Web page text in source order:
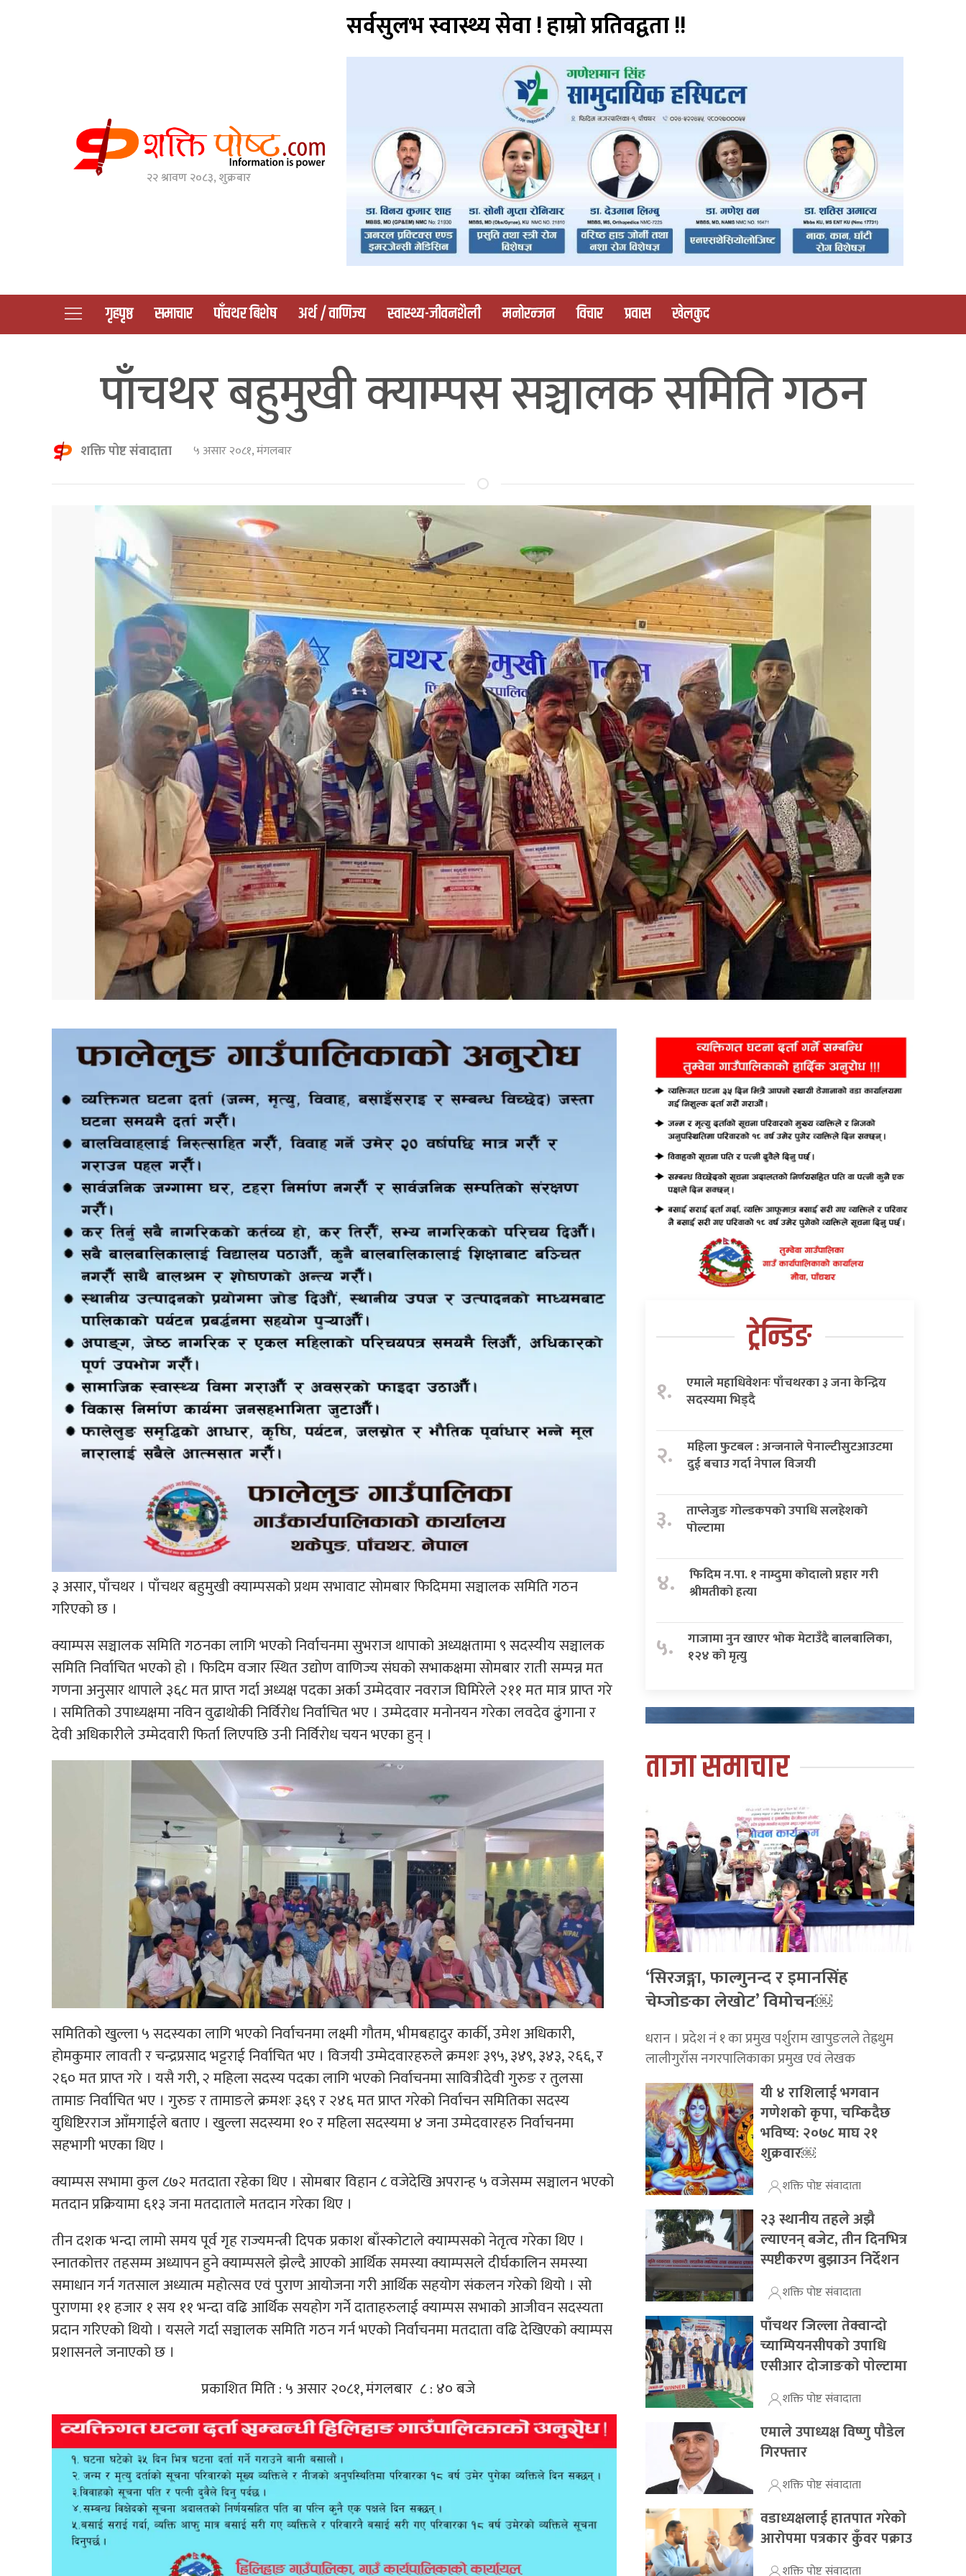
२२ श्रावण २०८३, शुक्रबार
सर्वसुलभ स्वास्थ्य सेवा ! हाम्राे प्रतिवद्वता !!
गृहपृष्ठ समाचार पाँचथर बिशेष अर्थ / वाणिज्य स्वास्थ्य-जीवनशैली मनोरन्जन विचार प्रवास खेलकुद
पाँचथर बहुमुखी क्याम्पस सञ्चालक समिति गठन
शक्ति पोष्ट संवादाता ५ असार २०८१, मंगलबार
३ असार, पाँचथर । पाँचथर बहुमुखी क्याम्पसको प्रथम सभावाट सोमबार फिदिममा सञ्चालक समिति गठन
गरिएको छ ।
क्याम्पस सञ्चालक समिति गठनका लागि भएको निर्वाचनमा सुभराज थापाको अध्यक्षतामा ९ सदस्यीय सञ्चालक
समिति निर्वाचित भएको हो । फिदिम वजार स्थित उद्योण वाणिज्य संघको सभाकक्षमा सोमबार राती सम्पन्न मत
गणना अनुसार थापाले ३६८ मत प्राप्त गर्दा अध्यक्ष पदका अर्का उम्मेदवार नवराज घिमिरेले २११ मत मात्र प्राप्त गरे
। समितिको उपाध्यक्षमा नविन वुढाथोकी निर्विरोध निर्वाचित भए । उम्मेदवार मनोनयन गरेका लवदेव ढुंगाना र
देवी अधिकारीले उम्मेदवारी फिर्ता लिएपछि उनी निर्विरोध चयन भएका हुन् ।
समितिको खुल्ला ५ सदस्यका लागि भएको निर्वाचनमा लक्ष्मी गौतम, भीमबहादुर कार्की, उमेश अधिकारी,
होमकुमार लावती र चन्द्रप्रसाद भट्टराई निर्वाचित भए । विजयी उम्मेदवारहरुले क्रमशः ३९५, ३४९, ३४३, २६६, र
२६० मत प्राप्त गरे । यसै गरी, २ महिला सदस्य पदका लागि भएको निर्वाचनमा सावित्रीदेवी गुरुङ र तुलसा
तामाङ निर्वाचित भए । गुरुङ र तामाङले क्रमशः ३६९ र २४६ मत प्राप्त गरेको निर्वाचन समितिका सदस्य
युधिष्टिरराज आँमगाईले बताए । खुल्ला सदस्यमा १० र महिला सदस्यमा ४ जना उम्मेदवारहरु निर्वाचनमा
सहभागी भएका थिए ।
क्याम्पस सभामा कुल ८७२ मतदाता रहेका थिए । सोमबार विहान ८ वजेदेखि अपरान्ह ५ वजेसम्म सञ्चालन भएको
मतदान प्रक्रियामा ६१३ जना मतदाताले मतदान गरेका थिए ।
तीन दशक भन्दा लामो समय पूर्व गृह राज्यमन्त्री दिपक प्रकाश बाँस्कोटाले क्याम्पसको नेतृत्व गरेका थिए ।
स्नातकोत्तर तहसम्म अध्यापन हुने क्याम्पसले झेल्दै आएको आर्थिक समस्या क्याम्पसले दीर्घकालिन समस्या
समाधान गर्न गतसाल अध्यात्म महोत्सव एवं पुराण आयोजना गरी आर्थिक सहयोग संकलन गरेको थियो । सो
पुराणमा ११ हजार १ सय ११ भन्दा वढि आर्थिक सयहोग गर्ने दाताहरुलाई क्याम्पस सभाको आजीवन सदस्यता
प्रदान गरिएको थियो । यसले गर्दा सञ्चालक समिति गठन गर्न भएको निर्वाचनमा मतदाता वढि देखिएको क्याम्पस
प्रशासनले जनाएको छ ।
प्रकाशित मिति : ५ असार २०८१, मंगलबार ८ : ४० बजे
ट्रेन्डिङ
१.
एमाले महाधिवेशनः पाँचथरका ३ जना केन्द्रिय
सदस्यमा भिड्दै
२.
महिला फुटबल : अन्जनाले पेनाल्टीसुटआउटमा
दुई बचाउ गर्दा नेपाल विजयी
३.
ताप्लेजुङ गोल्डकपको उपाधि सलहेशको
पोल्टामा
४.
फिदिम न.पा. १ नाम्दुमा कोदालो प्रहार गरी
श्रीमतीको हत्या
५.
गाजामा नुन खाएर भोक मेटाउँदै बालबालिका,
१२४ को मृत्यु
ताजा समाचार
‘सिरजङ्गा, फाल्गुनन्द र इमानसिंह
चेम्जोङका लेखोट’ विमोचन￼
धरान । प्रदेश नं १ का प्रमुख पर्शुराम खापुङलले तेह्रथुम
लालीगुराँस नगरपालिकाका प्रमुख एवं लेखक
यी ४ राशिलाई भगवान
गणेशको कृपा, चम्किदैछ
भविष्य: २०७८ माघ २१
शुक्रवार￼
शक्ति पोष्ट संवादाता
२३ स्थानीय तहले अझै
ल्याएनन् बजेट, तीन दिनभित्र
स्पष्टीकरण बुझाउन निर्देशन
शक्ति पोष्ट संवादाता
पाँचथर जिल्ला तेक्वान्दो
च्याम्पियनसीपकाे उपाधि
एसीआर दोजाङकाे पाेल्टामा
शक्ति पोष्ट संवादाता
एमाले उपाध्यक्ष विष्णु पौडेल
गिरफ्तार
शक्ति पोष्ट संवादाता
वडाध्यक्षलाई हातपात गरेको
आरोपमा पत्रकार कुँवर पक्राउ
शक्ति पोष्ट संवादाता